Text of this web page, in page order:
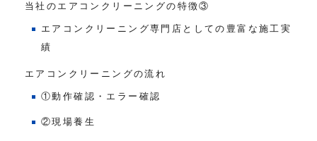
当社のエアコンクリーニングの特徴③
エアコンクリーニング専門店としての豊富な施工実
績
エアコンクリーニングの流れ
①動作確認・エラー確認
②現場養生